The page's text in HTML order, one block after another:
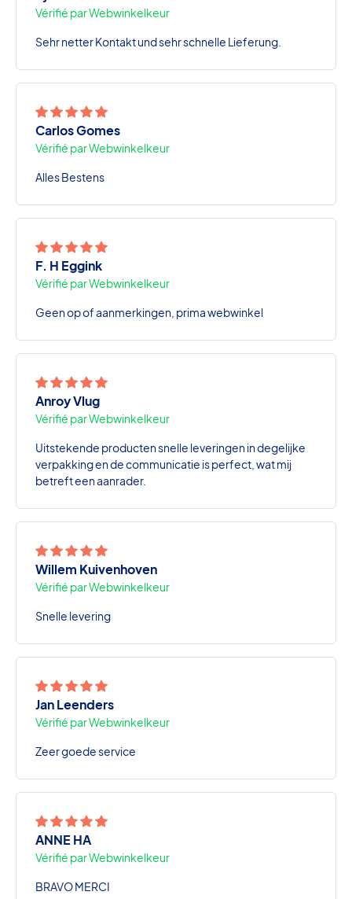
Vérifié par Webwinkelkeur
Sehr netter Kontakt und sehr schnelle Lieferung.
Carlos Gomes
Vérifié par Webwinkelkeur
Alles Bestens
F. H Eggink
Vérifié par Webwinkelkeur
Geen op of aanmerkingen, prima webwinkel
Anroy Vlug
Vérifié par Webwinkelkeur
Uitstekende producten snelle leveringen in degelijke
verpakking en de communicatie is perfect, wat mij
betreft een aanrader.
Willem Kuivenhoven
Vérifié par Webwinkelkeur
Snelle levering
Jan Leenders
Vérifié par Webwinkelkeur
Zeer goede service
ANNE HA
Vérifié par Webwinkelkeur
BRAVO MERCI